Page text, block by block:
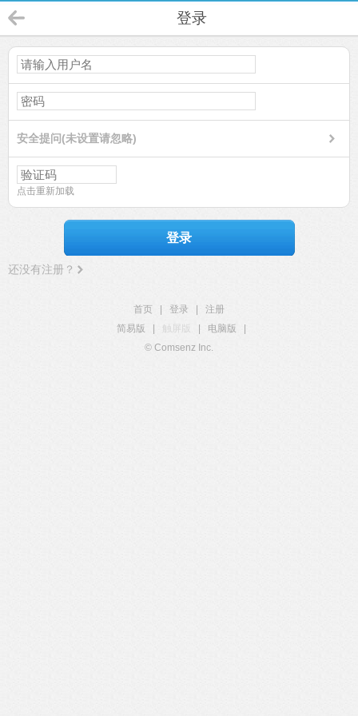
登录
安全提问(未设置请忽略)
点击重新加载
登录
还没有注册？
首页 登录
注册
简易版
触屏版 电脑版
© Comsenz Inc.